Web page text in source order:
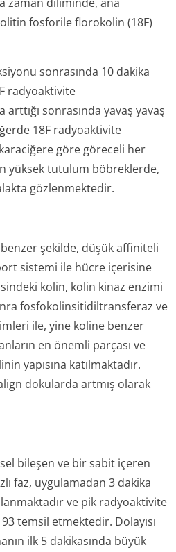
fosforile florokolin (18F)
sonrasında 10 dakika
radyoaktivite
sonrasında yavaş yavaş
18F radyoaktivite
göre göreceli her
yüksek tutulum böbreklerde,
gözlenmektedir.
şekilde, düşük affiniteli
sistemi ile hücre içerisine
kolin, kolin kinaz enzimi
fosfokolinsiti­diltransferaz ve
ile, yine koline benzer
en önemli parçası ve
yapısına katılmaktadır.
dokularda artmış olarak
bileşen ve bir sabit içeren
faz, uygulamadan 3 dakika
ve pik radyoaktivite
temsil etmektedir. Dolayısı
ilk 5 dakikasında büyük